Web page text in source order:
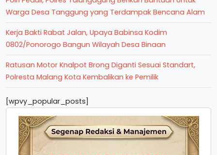
Warga Desa Tanggung yang Terdampak Bencana Alam
Kerja Bakti Rabat Jalan, Upaya Babinsa Kodim
0802/Ponorogo Bangun Wilayah Desa Binaan
Ratusan Motor Knalpot Brong Diganti Sesuai Standart,
Polresta Malang Kota Kembalikan ke Pemilik
[wpvy_popular_posts]